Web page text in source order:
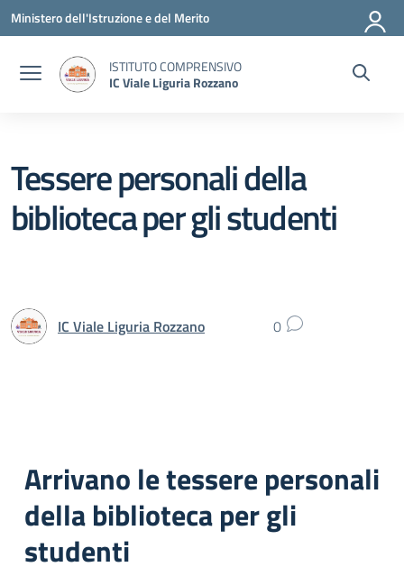
Vai ai contenuti
Vai al menu di navigazione
Vai al footer
Ministero dell'Istruzione e del Merito
ISTITUTO COMPRENSIVO
IC Viale Liguria Rozzano
Tessere personali della
biblioteca per gli studenti
IC Viale Liguria Rozzano 0
Arrivano le tessere personali
della biblioteca per gli
studenti